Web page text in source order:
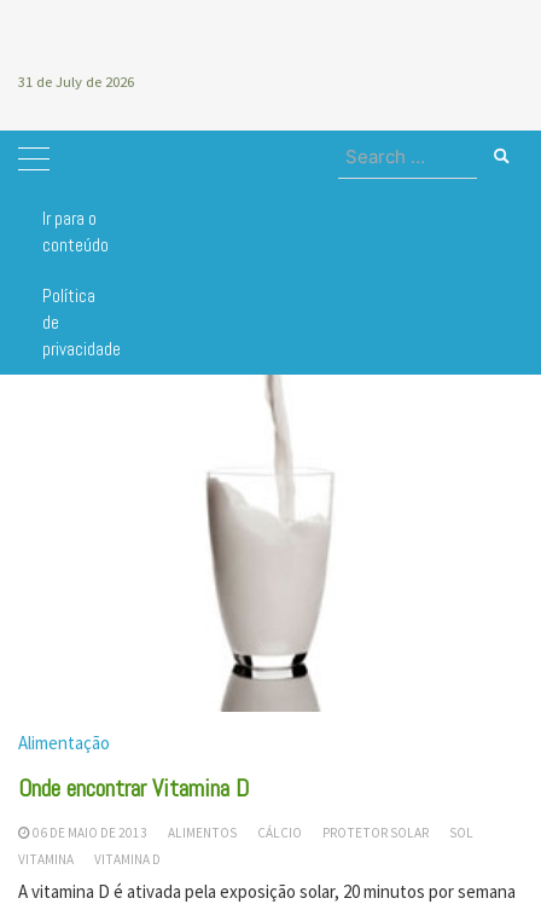
31 de July de 2026
Ir para o
conteúdo
Política
de
privacidade
Search
for:
Home vitamina
vitamina
Alimentação
Onde encontrar Vitamina D
06 DE MAIO DE 2013 ALIMENTOS CÁLCIO PROTETOR SOLAR
SOL
VITAMINA
VITAMINA D
A vitamina D é ativada pela exposição solar, 20 minutos por semana